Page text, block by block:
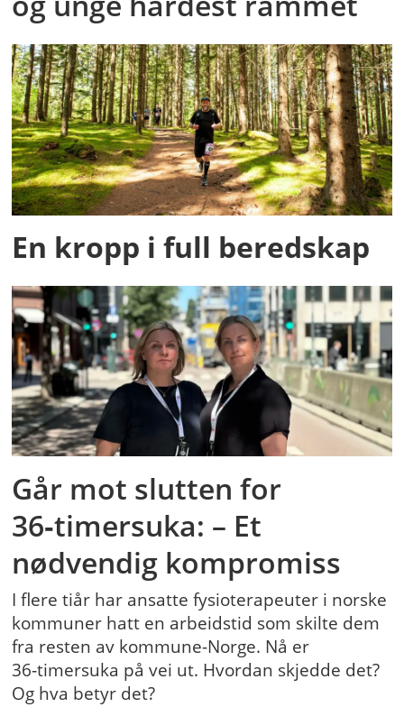
En kropp i full beredskap
Går mot slutten for
36‑timersuka: – Et
nødvendig kompromiss
I flere tiår har ansatte fysioterapeuter i norske
kommuner hatt en arbeidstid som skilte dem
fra resten av kommune-Norge. Nå er
36‑timersuka på vei ut. Hvordan skjedde det?
Og hva betyr det?